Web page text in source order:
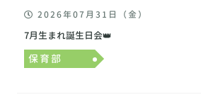
2026年07月31日（金）
7月生まれ誕生日会👑
保育部